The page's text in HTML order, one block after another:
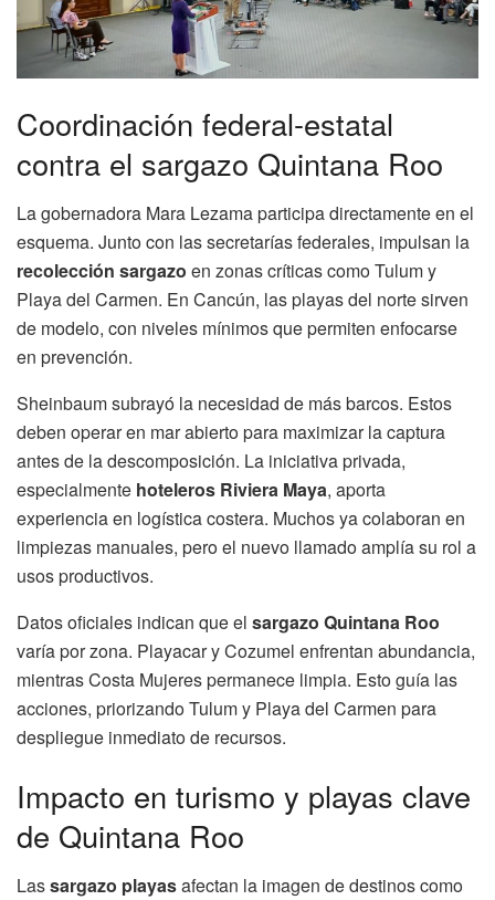
Coordinación federal-estatal
contra el sargazo Quintana Roo
La gobernadora Mara Lezama participa directamente en el
esquema. Junto con las secretarías federales, impulsan la
recolección sargazo en zonas críticas como Tulum y
Playa del Carmen. En Cancún, las playas del norte sirven
de modelo, con niveles mínimos que permiten enfocarse
en prevención.
Sheinbaum subrayó la necesidad de más barcos. Estos
deben operar en mar abierto para maximizar la captura
antes de la descomposición. La iniciativa privada,
especialmente hoteleros Riviera Maya, aporta
experiencia en logística costera. Muchos ya colaboran en
limpiezas manuales, pero el nuevo llamado amplía su rol a
usos productivos.
Datos oficiales indican que el sargazo Quintana Roo
varía por zona. Playacar y Cozumel enfrentan abundancia,
mientras Costa Mujeres permanece limpia. Esto guía las
acciones, priorizando Tulum y Playa del Carmen para
despliegue inmediato de recursos.
Impacto en turismo y playas clave
de Quintana Roo
Lassargazo playasafectan la imagen de destinos como